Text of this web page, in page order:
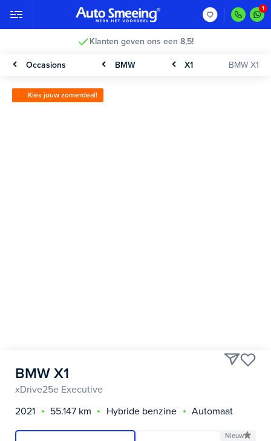
Klanten geven ons een 8,5!
Occasions BMW X1 BMW X1
Kies jouw zomerdeal!
BMW X1
xDrive25e Executive
2021
55.147 km Hybride benzine Automaat
Nieuw